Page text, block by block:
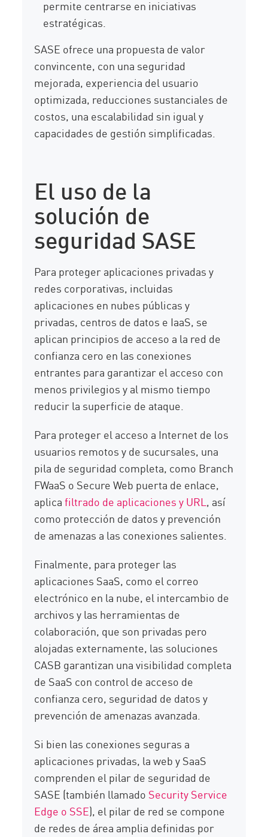
permite centrarse en iniciativas
estratégicas.
SASE ofrece una propuesta de valor
convincente, con una seguridad
mejorada, experiencia del usuario
optimizada, reducciones sustanciales de
costos, una escalabilidad sin igual y
capacidades de gestión simplificadas.
El uso de la
solución de
seguridad SASE
Para proteger aplicaciones privadas y
redes corporativas, incluidas
aplicaciones en nubes públicas y
privadas, centros de datos e IaaS, se
aplican principios de acceso a la red de
confianza cero en las conexiones
entrantes para garantizar el acceso con
menos privilegios y al mismo tiempo
reducir la superficie de ataque.
Para proteger el acceso a Internet de los
usuarios remotos y de sucursales, una
pila de seguridad completa, como Branch
FWaaS o Secure Web puerta de enlace,
aplicafiltrado de aplicaciones y URL, así
como protección de datos y prevención
de amenazas a las conexiones salientes.
Finalmente, para proteger las
aplicaciones SaaS, como el correo
electrónico en la nube, el intercambio de
archivos y las herramientas de
colaboración, que son privadas pero
alojadas externamente, las soluciones
CASB garantizan una visibilidad completa
de SaaS con control de acceso de
confianza cero, seguridad de datos y
prevención de amenazas avanzada.
Si bien las conexiones seguras a
aplicaciones privadas, la web y SaaS
comprenden el pilar de seguridad de
SASE (también llamado Security Service
Edge o SSE), el pilar de red se compone
de redes de área amplia definidas por